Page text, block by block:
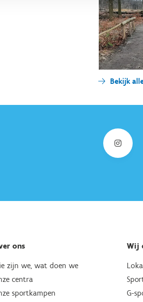
Bekijk
ons
zijn we, wat doen we
centra
sportkampen
Wij
G-